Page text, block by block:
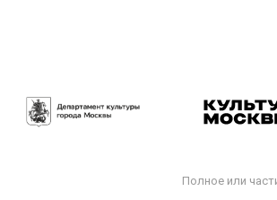
Полное или